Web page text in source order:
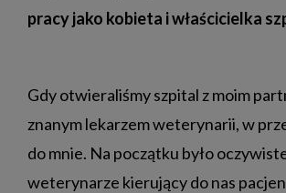
pracy jako kobieta i właścicielka
Gdy otwieraliśmy szpital z moim
znanym lekarzem weterynarii, w
do mnie. Na początku było
weterynarze kierujący do nas